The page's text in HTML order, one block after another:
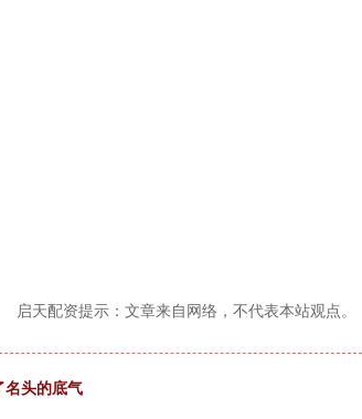
启天配资提示：文章来自网络，不代表本站观点。
名头的底气